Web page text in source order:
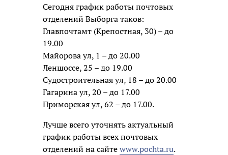
Сегодня график работы почтовых
отделений Выборга таков:
Главпочтамт (Крепостная, 30) – до
19.00
Майорова ул, 1 – до 20.00
Леншоссе, 25 – до 19.00
Судостроительная ул, 18 – до 20.00
Гагарина ул, 20 – до 17.00
Приморская ул, 62 – до 17.00.
Лучше всего уточнятьактуальный
график работы всех почтовых
отделений на сайтеwww.pochta.ru.